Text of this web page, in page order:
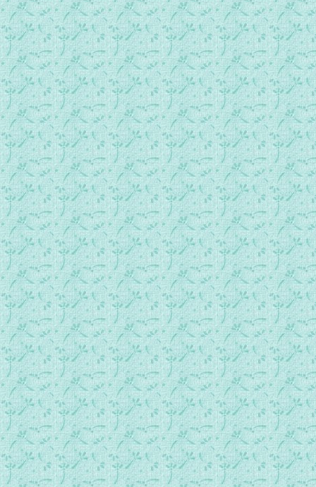
080.常年期第12周星期三日间祷.mp3
081.常年期第12周星期四日间祷.mp3
082.常年期第12周星期五日间祷.mp3
083.常年期第12周星期六日间祷.mp3
084.常年期第13周星期日日间祷.mp3
085.常年期第13周星期一日间祷.mp3
086.常年期第13周星期二日间祷.mp3
087.常年期第13周星期三日间祷.mp3
088.常年期第13周星期四日间祷.mp3
089.常年期第13周星期五日间祷.mp3
090.常年期第13周星期六日间祷.mp3